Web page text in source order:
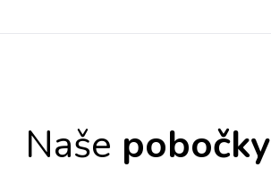
Naše pobočky